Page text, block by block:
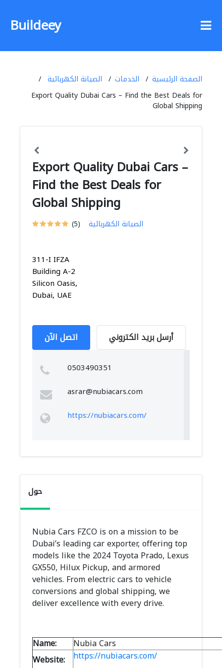
Buildeey
الصفحة الرئيسية الخدمات
الصيانة الكهربائية
Export Quality Dubai Cars – Find the Best Deals for
Global Shipping
Export Quality Dubai Cars –
Find the Best Deals for
Global Shipping
(5) الصيانة الكهربائية
311-I IFZA
Building A-2
Silicon Oasis,
Dubai, UAE
اتصل الآن أرسل بريد الكتروني
0503490351
asrar@nubiacars.com
https://nubiacars.com/
حول
Nubia Cars FZCO is on a mission to be
Dubai’s leading car exporter, offering top
models like the 2024 Toyota Prado, Lexus
GX550, Hilux Pickup, and armored
vehicles. From electric cars to vehicle
conversions and global shipping, we
deliver excellence with every drive.
Name:
Nubia Cars
Website: https://nubiacars.com/